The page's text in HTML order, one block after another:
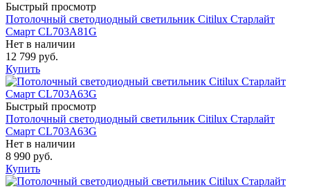
Быстрый просмотр
Потолочный светодиодный светильник Citilux Старлайт
Смарт CL703A81G
Нет в наличии
12 799 руб.
Купить
Быстрый просмотр
Потолочный светодиодный светильник Citilux Старлайт
Смарт CL703A63G
Нет в наличии
8 990 руб.
Купить